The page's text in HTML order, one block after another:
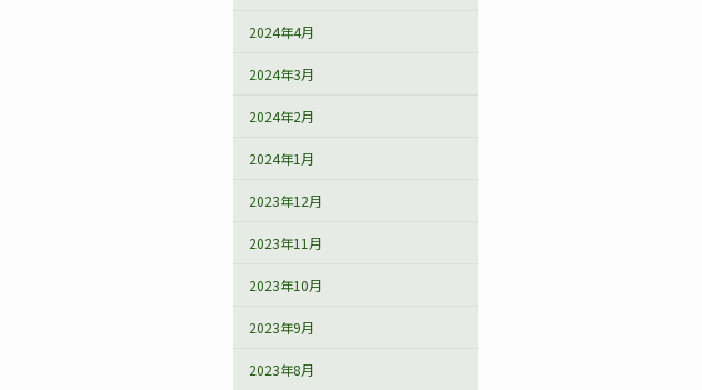
2024年4月
2024年3月
2024年2月
2024年1月
2023年12月
2023年11月
2023年10月
2023年9月
2023年8月